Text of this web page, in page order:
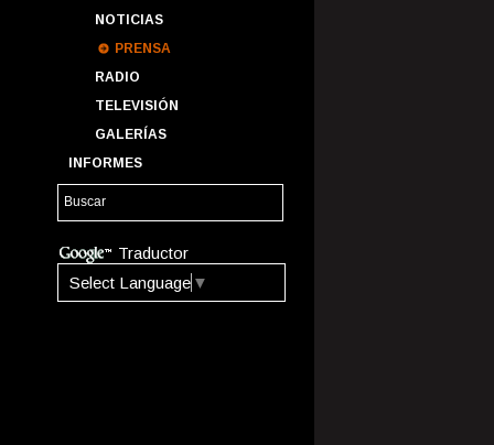
NOTICIAS
PRENSA
RADIO
TELEVISIÓN
GALERÍAS
INFORMES
Traductor
Select Language ▼